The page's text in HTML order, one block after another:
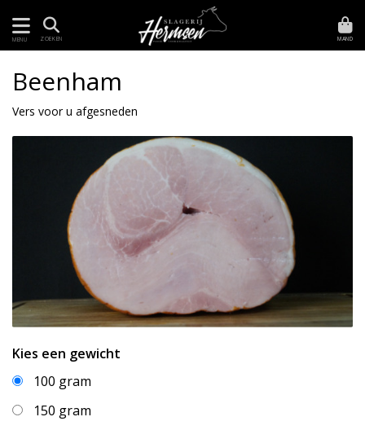
MENU ZOEKEN MAND
Beenham
Vers voor u afgesneden
Kies een gewicht
100 gram
150 gram